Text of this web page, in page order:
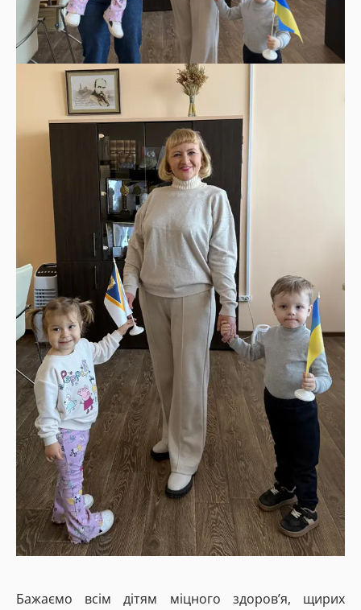
Бажаємо всім дітям міцного здоров’я, щирих